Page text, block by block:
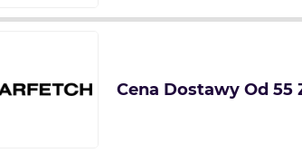
Cena Dostawy Od 55